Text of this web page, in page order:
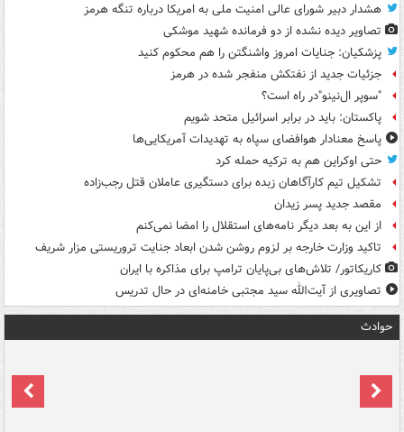
هشدار دبیر شورای عالی امنیت ملی به امریکا درباره تنگه هرمز
تصاویر دیده‌ نشده از دو فرمانده شهید موشکی
پزشکیان: جنایات امروز واشنگتن را هم محکوم کنید
جزئیات جدید از نفتکش منفجر شده در هرمز
"سوپر ال‌نینو"در راه است؟
پاکستان: باید در برابر اسرائیل متحد شویم
پاسخ معنادار هوافضای سپاه به تهدیدات آمریکایی‌ها
حتی اوکراین هم به ترکیه حمله کرد
تشکیل تیم کارآگاهان زبده برای دستگیری عاملان قتل رجب‌زاده
مقصد جدید پسر زیدان
از این به بعد دیگر نامه‌های استقلال را امضا نمی‌کنم
تاکید وزارت خارجه بر لزوم روشن شدن ابعاد جنایت تروریستی مزار شریف
کاریکاتور/ تلاش‌های بی‌پایان ترامپ برای مذاکره با ایران
تصاویری از آیت‌الله سید مجتبی خامنه‌ای در حال تدریس
حوادث